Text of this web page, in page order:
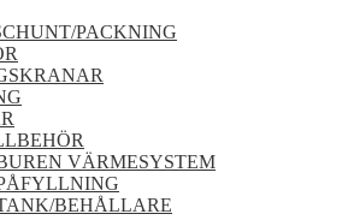
PACKNING
VÄRMESYSTEM
BEHÅLLARE